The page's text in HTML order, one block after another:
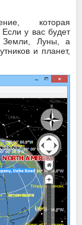
которая
Если у вас будет
Земли, Луны, а
и планет,